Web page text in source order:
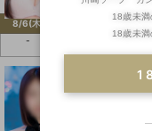
8/6(木)
-
8/8(
T157
18歳未満
18歳未満